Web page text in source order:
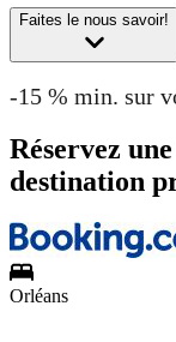
Faites le nous savoir!
-15 % min. sur
Réservez
destination
Orléans